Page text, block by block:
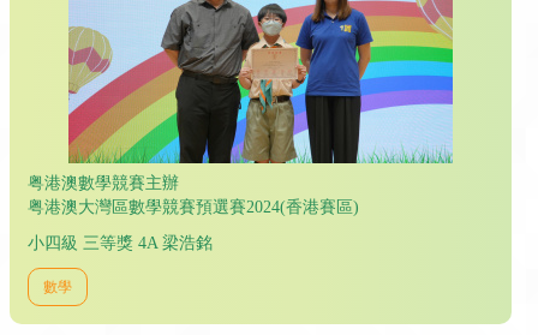
粤港澳數學競賽主辦
粤港澳大灣區數學競賽預選賽2024(香港賽區)
小四級 三等獎 4A 梁浩銘
數學